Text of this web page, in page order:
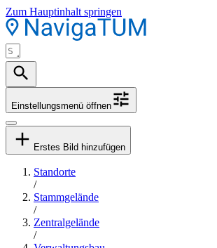
Zum Hauptinhalt springen
Einstellungsmenü öffnen
Erstes Bild hinzufügen
Standorte
/
Stammgelände
/
Zentralgelände
/